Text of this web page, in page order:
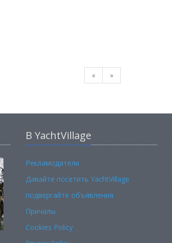
« »
В YachtVillage
Рекламодатели
Давайте посетить YachtVillage
подвергайте объявления
Причалы
Cookies Policy